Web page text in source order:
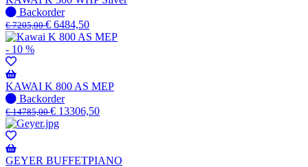
beschikbaar
Niet
op
voorraad
-
Wordt
verzonden
wanneer
beschikbaar
Backorder
€7205,00€ 6484,50
- 10 %
KAWAI K 800 AS MEP
Niet
op
voorraad
-
Wordt
verzonden
Backorder
€14785,00€ 13306,50
GEYER BUFFETPIANO